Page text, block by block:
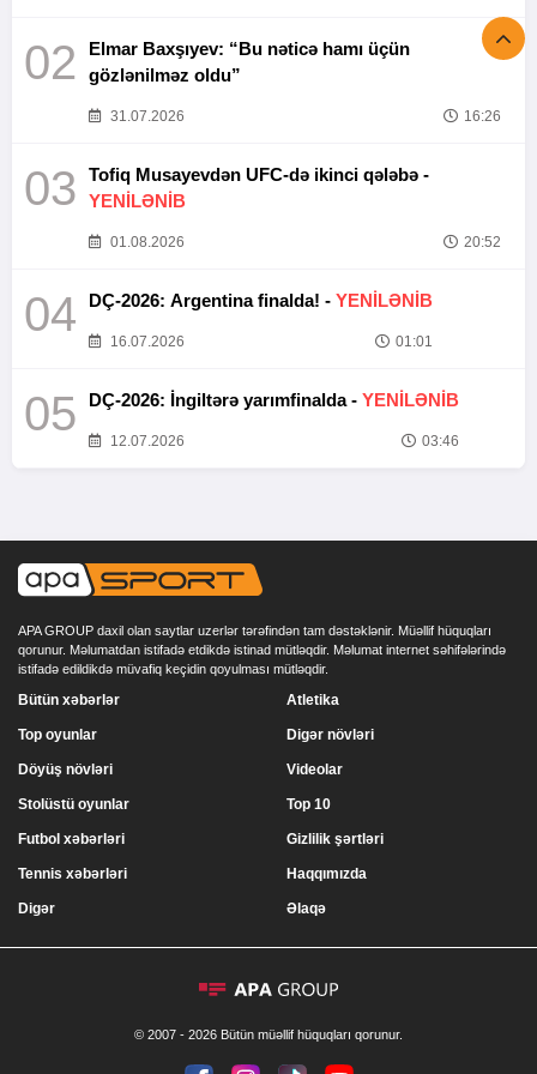
02
Elmar Baxşıyev: “Bu nəticə hamı üçün
gözlənilməz oldu”
31.07.2026 16:26
03
Tofiq Musayevdən UFC-də ikinci qələbə -
YENİLƏNİB
01.08.2026 20:52
04 DÇ-2026: Argentina finalda! - YENİLƏNİB
16.07.2026 01:01
05 DÇ-2026: İngiltərə yarımfinalda - YENİLƏNİB
12.07.2026 03:46
APA GROUP daxil olan saytlar uzerlər tərəfindən tam dəstəklənir. Müəllif hüquqları
qorunur. Məlumatdan istifadə etdikdə istinad mütləqdir. Məlumat internet səhifələrində
istifadə edildikdə müvafiq keçidin qoyulması mütləqdir.
Bütün xəbərlər
Top oyunlar
Döyüş növləri
Stolüstü oyunlar
Atletika
Digər növləri
Videolar
Top 10
Futbol xəbərləri
Tennis xəbərləri
Digər
Gizlilik şərtləri
Haqqımızda
Əlaqə
© 2007 - 2026 Bütün müəllif hüquqları qorunur.